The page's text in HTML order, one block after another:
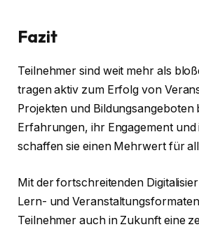
Fazit
Teilnehmer sind weit mehr als
tragen aktiv zum Erfolg von
Projekten und Bildungsangeboten
Erfahrungen, ihr Engagement
schaffen sie einen Mehrwert für
Mit der fortschreitenden
Lern- und
Teilnehmer auch in Zukunft eine